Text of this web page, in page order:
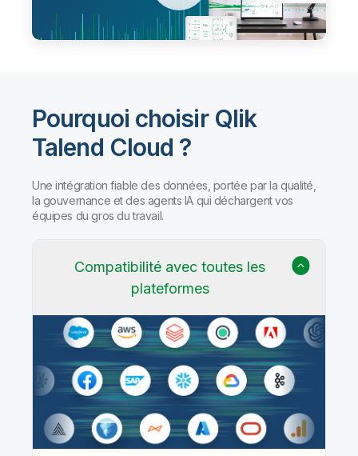
Pourquoi choisir Qlik
Talend Cloud ?
Une intégration fiable des données, portée par la qualité,
la gouvernance et des agents IA qui déchargent vos
équipes du gros du travail.
Compatibilité avec toutes les
plateformes